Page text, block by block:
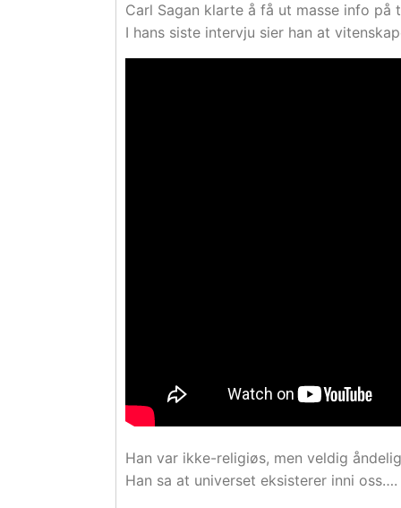
Carl Sagan klarte å få ut masse info på
I hans siste intervju sier han at
Han var ikke-religiøs, men veldig
Han sa at universet eksisterer inni